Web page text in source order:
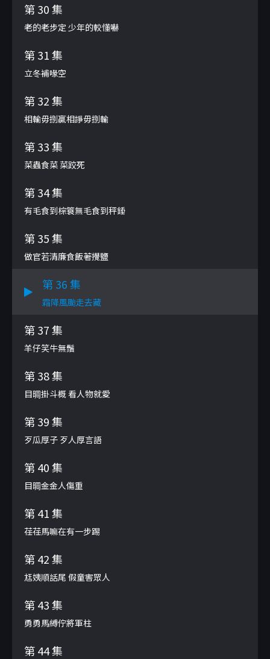
第 30 集
老的老步定 少年的較懂嚇
第 31 集
立冬補喙空
第 32 集
相輸毋捌贏相諍毋捌輸
第 33 集
菜蟲食菜 菜跤死
第 34 集
有毛食到棕簑無毛食到秤錘
第 35 集
做官若清廉食飯著攪鹽
第 36 集
霜降風颱走去藏
第 37 集
羊仔笑牛無鬚
第 38 集
目晭掛斗概 看人物就愛
第 39 集
歹瓜厚子 歹人厚言語
第 40 集
目晭金金人傷重
第 41 集
荏荏馬嘛在有一步踢
第 42 集
尪姨順話尾 假童害眾人
第 43 集
勇勇馬縛佇將軍柱
第 44 集